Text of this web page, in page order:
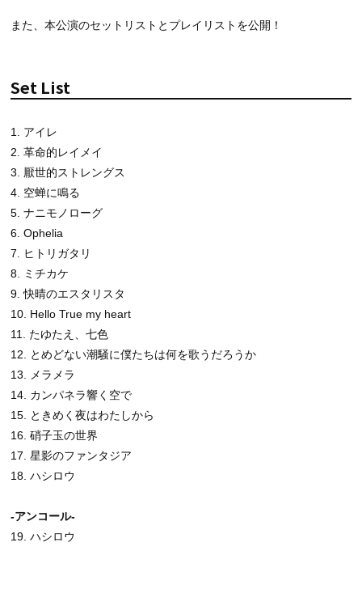
また、本公演のセットリストとプレイリストを公開！
Set List
1. アイレ
2. 革命的レイメイ
3. 厭世的ストレングス
4. 空蝉に鳴る
5. ナニモノローグ
6. Ophelia
7. ヒトリガタリ
8. ミチカケ
9. 快晴のエスタリスタ
10. Hello True my heart
11. たゆたえ、七色
12. とめどない潮騒に僕たちは何を歌うだろうか
13. メラメラ
14. カンパネラ響く空で
15. ときめく夜はわたしから
16. 硝子玉の世界
17. 星影のファンタジア
18. ハシロウ
-アンコール-
19. ハシロウ